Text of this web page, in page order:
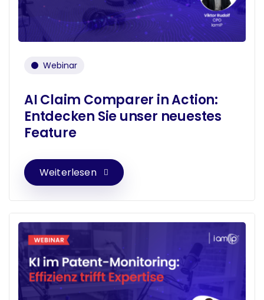
Webinar
AI Claim Comparer in Action:
Entdecken Sie unser neuestes
Feature
Weiterlesen